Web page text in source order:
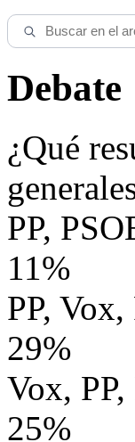
Debate
¿Qué
PP,
11%
PP, Vox,
29%
Vox,
25%